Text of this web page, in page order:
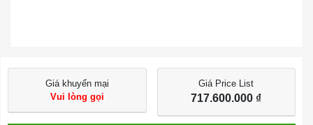
Giá khuyến mại
Vui lòng gọi
Giá Price List
717.600.000 ₫